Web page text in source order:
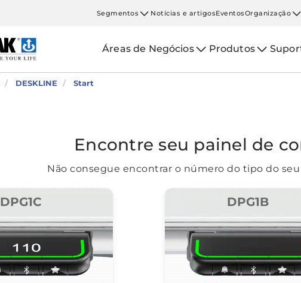
Segmentos Notícias e artigosEventosOrganização
Áreas de Negócios Produtos
DESKLINE Start
Encontre seu painel de
Não consegue encontrar o número do tipo do
DPG1C DPG1B